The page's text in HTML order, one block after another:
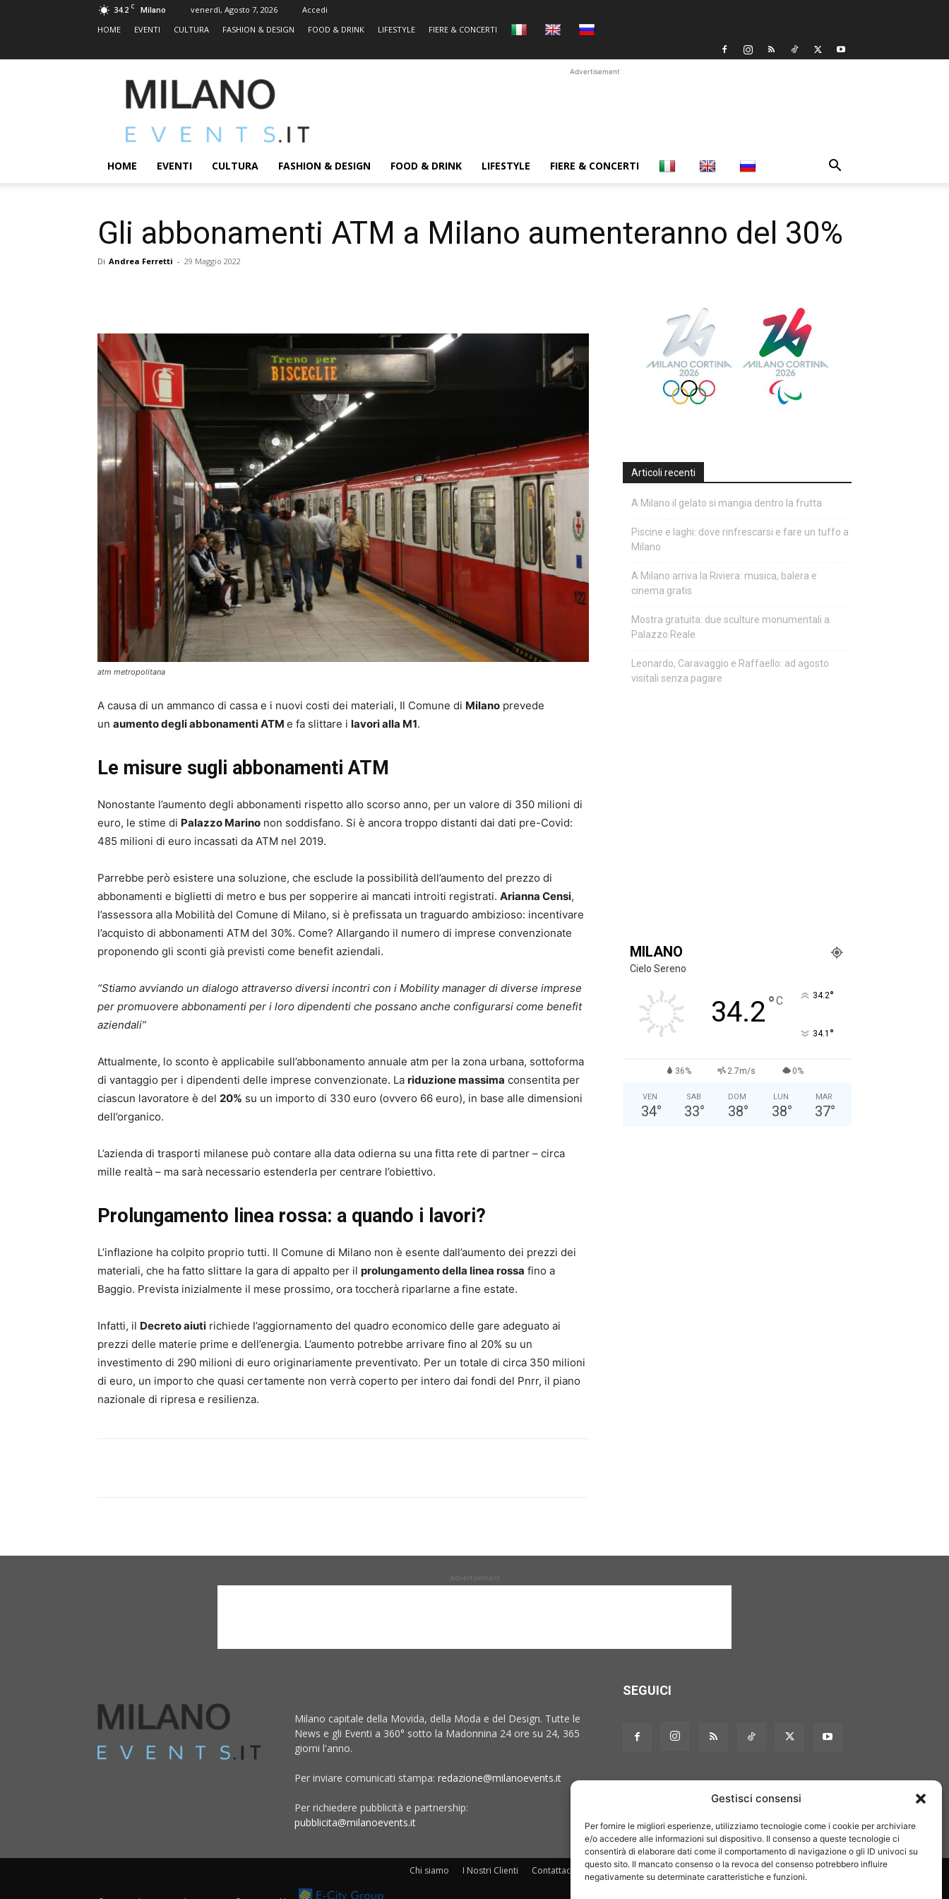
Gestisci consensi
Per fornire le migliori esperienze, utilizziamo tecnologie come i cookie per archiviare
e/o accedere alle informazioni sul dispositivo. Il consenso a queste tecnologie ci
consentirà di elaborare dati come il comportamento di navigazione o gli ID univoci su
questo sito. Il mancato consenso o la revoca del consenso potrebbero influire
negativamente su determinate caratteristiche e funzioni.
34.2 C Milano venerdì, Agosto 7, 2026
Accedi
HOME
EVENTI CULTURA FASHION & DESIGN FOOD & DRINK LIFESTYLE FIERE & CONCERTI
MILANOEVENTS.IT
|
2.0
ed
Eventi
Advertisement
HOME EVENTI CULTURA FASHION & DESIGN FOOD & DRINK LIFESTYLE FIERE & CONCERTI
Gli abbonamenti ATM a Milano aumenteranno del 30%
Di Andrea Ferretti - 29 Maggio 2022
atm metropolitana
A causa di un ammanco di cassa e i nuovi costi dei materiali, Il Comune di Milano prevede
un aumento degli abbonamenti ATM e fa slittare i lavori alla M1.
Le misure sugli abbonamenti ATM
Nonostante l’aumento degli abbonamenti rispetto allo scorso anno, per un valore di 350 milioni di
euro, le stime di Palazzo Marino non soddisfano. Si è ancora troppo distanti dai dati pre-Covid:
485 milioni di euro incassati da ATM nel 2019.
Parrebbe però esistere una soluzione, che esclude la possibilità dell’aumento del prezzo di
abbonamenti e biglietti di metro e bus per sopperire ai mancati introiti registrati. Arianna Censi,
l’assessora alla Mobilità del Comune di Milano, si è prefissata un traguardo ambizioso: incentivare
l’acquisto di abbonamenti ATM del 30%. Come? Allargando il numero di imprese convenzionate
proponendo gli sconti già previsti come benefit aziendali.
“Stiamo avviando un dialogo attraverso diversi incontri con i Mobility manager di diverse imprese
per promuovere abbonamenti per i loro dipendenti che possano anche configurarsi come benefit
aziendali”
Attualmente, lo sconto è applicabile sull’abbonamento annuale atm per la zona urbana, sottoforma
di vantaggio per i dipendenti delle imprese convenzionate. La riduzione massima consentita per
ciascun lavoratore è del 20% su un importo di 330 euro (ovvero 66 euro), in base alle dimensioni
dell’organico.
L’azienda di trasporti milanese può contare alla data odierna su una fitta rete di partner – circa
mille realtà – ma sarà necessario estenderla per centrare l’obiettivo.
Prolungamento linea rossa: a quando i lavori?
L’inflazione ha colpito proprio tutti. Il Comune di Milano non è esente dall’aumento dei prezzi dei
materiali, che ha fatto slittare la gara di appalto per il prolungamento della linea rossa fino a
Baggio. Prevista inizialmente il mese prossimo, ora toccherà riparlarne a fine estate.
Infatti, il Decreto aiuti richiede l’aggiornamento del quadro economico delle gare adeguato ai
prezzi delle materie prime e dell’energia. L’aumento potrebbe arrivare fino al 20% su un
investimento di 290 milioni di euro originariamente preventivato. Per un totale di circa 350 milioni
di euro, un importo che quasi certamente non verrà coperto per intero dai fondi del Pnrr, il piano
nazionale di ripresa e resilienza.
Articoli recenti
A Milano il gelato si mangia dentro la frutta
Piscine e laghi: dove rinfrescarsi e fare un tuffo a
Milano
A Milano arriva la Riviera: musica, balera e
cinema gratis
Mostra gratuita: due sculture monumentali a
Palazzo Reale
Leonardo, Caravaggio e Raffaello: ad agosto
visitali senza pagare
MILANO
Cielo Sereno
34.2°C 34.2°
34.1 °
36% 2.7m/s 0%
VEN
34°
SAB
33°
DOM
38°
LUN
38°
MAR
37°
Advertisement
Milano capitale della Movida, della Moda e del Design. Tutte le
News e gli Eventi a 360° sotto la Madonnina 24 ore su 24, 365
giorni l'anno.
Per inviare comunicati stampa: redazione@milanoevents.it
Per richiedere pubblicità e partnership:
pubblicita@milanoevents.it
SEGUICI
Chi siamo I Nostri Clienti Contattaci Collabora con noi Pubblicità Privacy policy Linee editoriali